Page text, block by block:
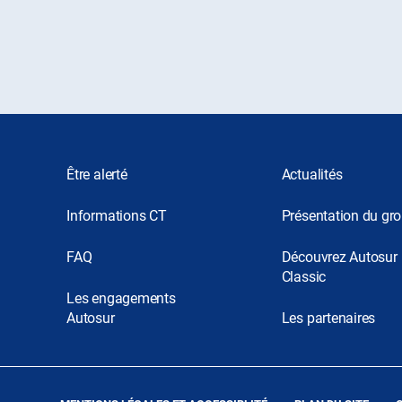
Être alerté
Informations CT
FAQ
Les engagements
Autosur
Actualités
Présentation du
Découvrez Autosur
Classic
Les partenaires